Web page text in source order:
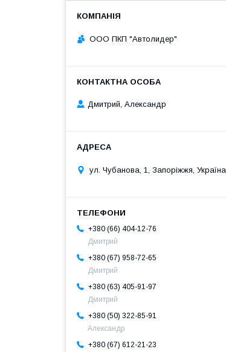
ООО ПКП "Автолидер"
Дмитрий, Александр
ул. Чубанова, 1, Запоріжжя, Україна
+380 (66) 404-12-76
Дмитрий
+380 (67) 958-72-65
Дмитрий
+380 (63) 405-91-97
Дмитрий
+380 (50) 322-85-91
Александр
+380 (67) 612-21-23